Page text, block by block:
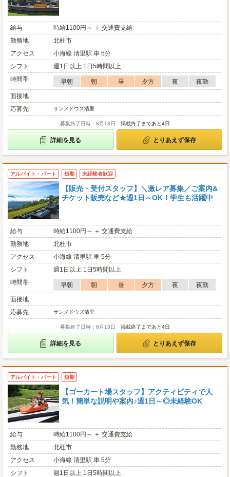
給与
時給1100円～ ＋ 交通費支給
勤務地
北杜市
アクセス
小海線 清里駅 車 5分
シフト
週1日以上 1日5時間以上
時間帯
早朝 朝 昼 夕方 夜
夜勤
面接地
応募先
サンメドウズ清里
募集終了日時：8月13日 掲載終了まであと4日
詳細を見る とりあえず保存
アルバイト・パート 短期 未経験者歓迎
【販売・受付スタッフ】＼激レア募集／ご案内&
チケット販売など★週1日～OK！学生も活躍中
給与
時給1100円～ ＋ 交通費支給
勤務地
北杜市
アクセス
小海線 清里駅 車 5分
シフト
週1日以上 1日5時間以上
時間帯
早朝 朝 昼 夕方 夜
夜勤
面接地
応募先
サンメドウズ清里
募集終了日時：8月13日 掲載終了まであと4日
詳細を見る とりあえず保存
アルバイト・パート 短期
【ゴーカート場スタッフ】アクティビティで人
気！簡単な説明や案内♪週1日～◎未経験OK
給与
時給1100円～ ＋ 交通費支給
勤務地
北杜市
アクセス
小海線 清里駅 車 5分
シフト
週1日以上 1日5時間以上